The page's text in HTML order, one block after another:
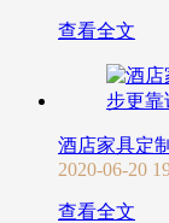
查看全文
酒店家具定
2020-06-20
查看全文